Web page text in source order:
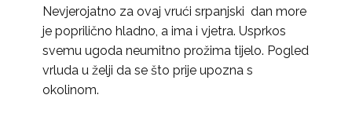
Nevjerojatno za ovaj vrući srpanjski dan more
je poprilično hladno, a ima i vjetra. Usprkos
svemu ugoda neumitno prožima tijelo. Pogled
vrluda u želji da se što prije upozna s
okolinom.